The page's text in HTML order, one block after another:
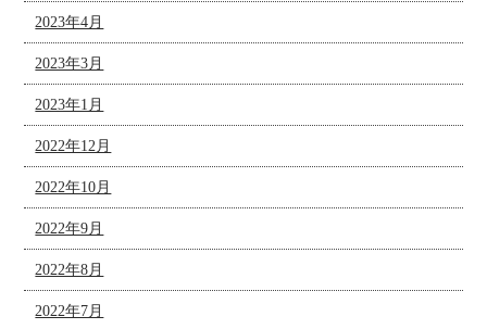
2023年4月
2023年3月
2023年1月
2022年12月
2022年10月
2022年9月
2022年8月
2022年7月